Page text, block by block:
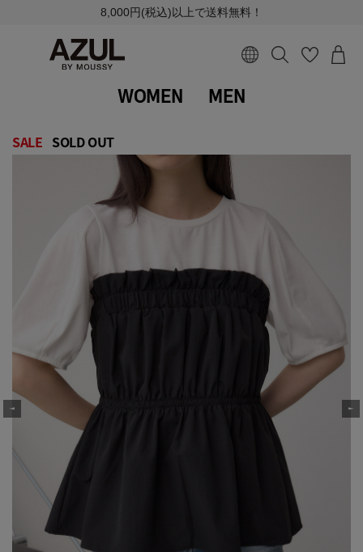
8,000円(税込)以上で送料無料！
WOMEN MEN
SALE SOLD OUT